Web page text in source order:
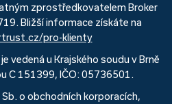
zprostředkovatelem Broker
Bližší informace získáte na
pro-klienty
vedená u Krajského soudu v Brně
C 151399, IČO: 05736501.
o obchodních korporacích,